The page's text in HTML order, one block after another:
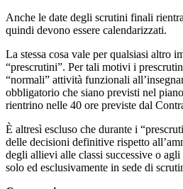
Anche le date degli scrutini finali
quindi devono essere calendarizzati.
La stessa cosa vale per qualsiasi altro
“prescrutini”. Per tali motivi i
“normali” attività funzionali
obbligatorio che siano previsti nel
rientrino nelle 40 ore previste dal
È altresì escluso che durante i
delle decisioni definitive rispetto
degli allievi alle classi successive o agli
solo ed esclusivamente in sede di